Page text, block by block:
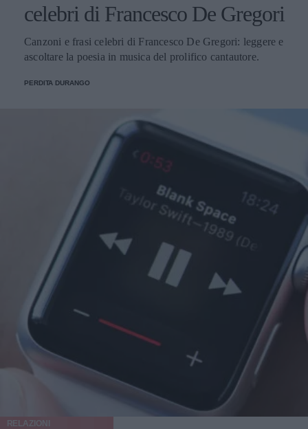
celebri di Francesco De Gregori
Canzoni e frasi celebri di Francesco De Gregori: leggere e
ascoltare la poesia in musica del prolifico cantautore.
PERDITA DURANGO
RELAZIONI